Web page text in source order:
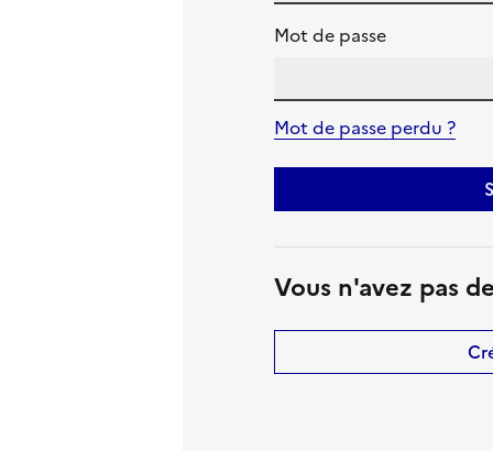
Mot de passe
Mot de passe perdu ?
Vous n'avez pas